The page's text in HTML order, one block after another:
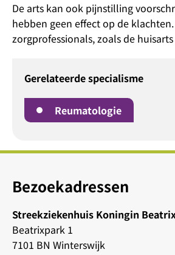
De arts kan ook pijnstilling
hebben geen effect op de
zorgprofessionals, zoals de
Gerelateerde specialisme
Reumatologie
Bezoekadressen
Streekziekenhuis Koningin
Beatrixpark 1
7101 BN Winterswijk